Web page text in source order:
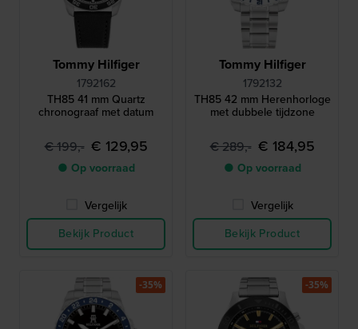
Tommy Hilfiger
1792162
TH85 41 mm Quartz
chronograaf met datum
€ 199,- € 129,95
● Op voorraad
Vergelijk
Bekijk Product
Tommy Hilfiger
1792132
TH85 42 mm Herenhorloge
met dubbele tijdzone
€ 289,- € 184,95
● Op voorraad
Vergelijk
Bekijk Product
-35% -35%